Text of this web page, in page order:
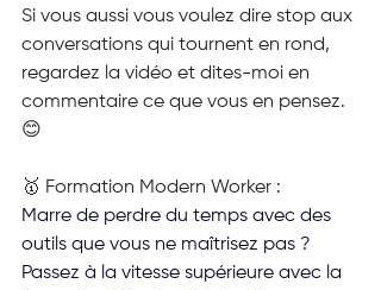
Si vous aussi vous voulez dire stop aux
conversations qui tournent en rond,
regardez la vidéo et dites-moi en
commentaire ce que vous en pensez.
😊
🥇 Formation Modern Worker :
Marre de perdre du temps avec des
outils que vous ne maîtrisez pas ?
Passez à la vitesse supérieure avec la